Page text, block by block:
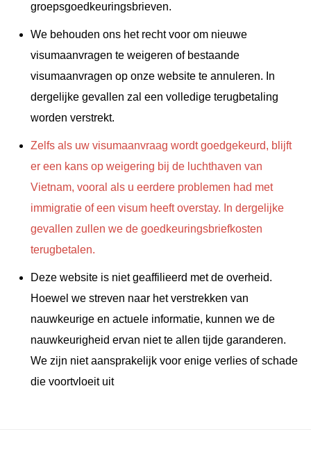
groepsgoedkeuringsbrieven.
We behouden ons het recht voor om nieuwe
visumaanvragen te weigeren of bestaande
visumaanvragen op onze website te annuleren. In
dergelijke gevallen zal een volledige terugbetaling
worden verstrekt.
Zelfs als uw visumaanvraag wordt goedgekeurd, blijft
er een kans op weigering bij de luchthaven van
Vietnam, vooral als u eerdere problemen had met
immigratie of een visum heeft overstay. In dergelijke
gevallen zullen we de goedkeuringsbriefkosten
terugbetalen.
Deze website is niet geaffilieerd met de overheid.
Hoewel we streven naar het verstrekken van
nauwkeurige en actuele informatie, kunnen we de
nauwkeurigheid ervan niet te allen tijde garanderen.
We zijn niet aansprakelijk voor enige verlies of schade
die voortvloeit uit